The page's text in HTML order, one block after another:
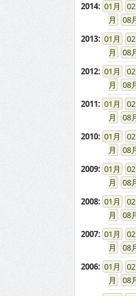
2014: 01 02
08
2013: 01 02
08
2012: 01 02
08
2011: 01 02
08
2010: 01 02
08
2009: 01 02
08
2008: 01 02
08
2007: 01 02
08
2006: 01 02
08